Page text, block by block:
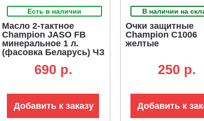
Есть в наличии
Масло 2-тактное
Champion JASO FB
минеральное 1 л.
(фасовка Беларусь) ЧЗ
690 p.
Добавить к заказу
В наличии на
Очки защитные
Champion C1006
желтые
250 p.
Добавить к